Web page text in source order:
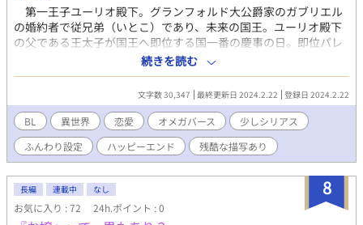
第一王子ユーリオ殿下。グランフォルド大公爵家のガブリエル
の婚約者で従兄弟（いとこ）であり、未来の国王。ユーリオ殿下
の父である王太子が国王へ即位する国一番の慶事の日。即位パレ
ードから新国王夫妻が戻り、新王妃が私室に入ると、そこに王妃
の信頼する女官(ベータ・25歳)の遺体があった！ その真相を解
明するよう、父である新国王から立太子したばかりの新王太子・
ユーリオに王命が下る。「傾国の美青年」シリーズの一つとなっ
ており、登場人物は同じです。前作を読んでおられない方には、
登場人物が今一つ、分かりにくいと思いますので、シリーズで読
んで頂いた方がより楽しめると思います。他のサイトにも掲載し
ています。
続きを読む
文字数 30,347 最終更新日 2024.2.22 登録日 2024.2.22
BL 異世界 恋愛 オメガバース
少しシリアス
ふんわり設定
ハッピーエンド 残酷な描写あり
8
長編 連載中 なし
お気に入り : 72 24h.ポイント : 0